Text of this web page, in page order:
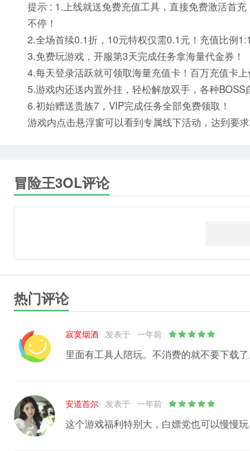
提示 : 1.上线就送免费充值工具，直接免费激活首
不停！
2.全场首续0.1折，10元特权仅需0.1元！充值比例
3.免费玩游戏，开服第3天完成任务拿海量代金券！
4.每天登录活跃就可领取海量充值卡！百万充值卡
5.游戏内还送内置外挂，轻松解放双手，各种BOSS
6.初始赠送贵族7，VIP完成任务全部免费领取！
游戏内点击悬浮窗可以看到专属线下活动，达到要
冒险王3OL评论
热门评论
寂寞烟酒 发表于 一年前
里面有工具人陪玩。不消费的就不要下载了
安道首尔 发表于 一年前
这个游戏福利特别大，白嫖党也可以慢慢玩